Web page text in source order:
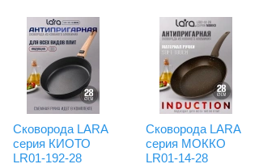
Сковорода LARA
серия КИОТО
LR01-192-28
Сковорода LARA
серия МОККО
LR01-14-28